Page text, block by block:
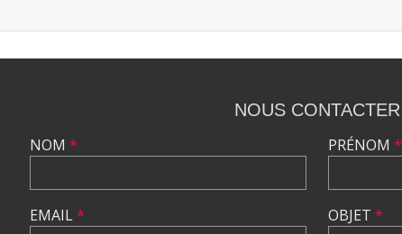
NOUS CONTACTER
NOM *
EMAIL*
PRÉNOM *
OBJET *